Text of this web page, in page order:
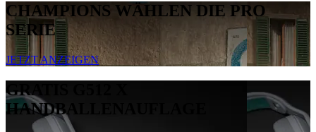
CHAMPIONS WÄHLEN DIE PRO
SERIE
JETZT ANZEIGEN
GRATIS G512 X
HANDBALLENAUFLAGE